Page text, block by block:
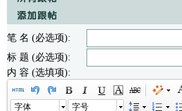
笔 名 (必选项):
标 题 (必选项):
内 容 (选填项):
字体 字号